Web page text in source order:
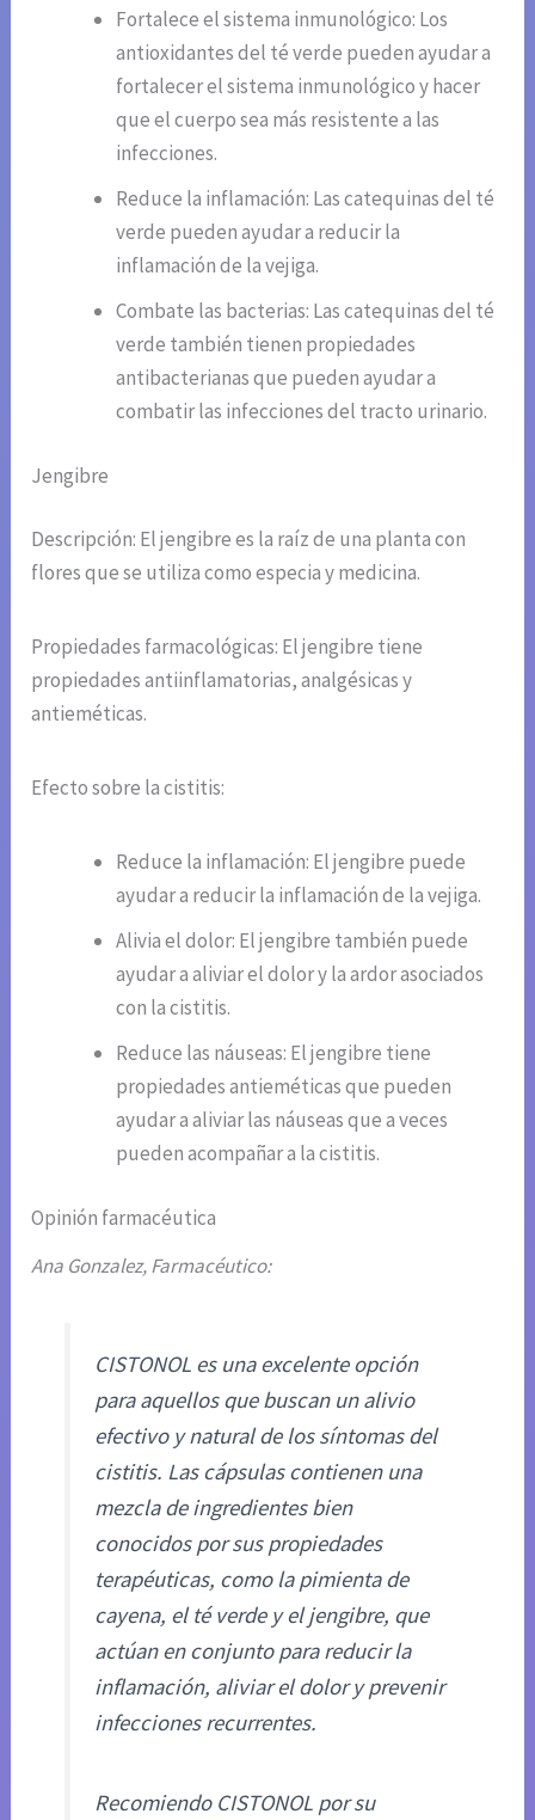
Fortalece el sistema inmunológico: Los
antioxidantes del té verde pueden ayudar a
fortalecer el sistema inmunológico y hacer
que el cuerpo sea más resistente a las
infecciones.
Reduce la inflamación: Las catequinas del té
verde pueden ayudar a reducir la
inflamación de la vejiga.
Combate las bacterias: Las catequinas del té
verde también tienen propiedades
antibacterianas que pueden ayudar a
combatir las infecciones del tracto urinario.
Jengibre
Descripción: El jengibre es la raíz de una planta con
flores que se utiliza como especia y medicina.
Propiedades farmacológicas: El jengibre tiene
propiedades antiinflamatorias, analgésicas y
antieméticas.
Efecto sobre la cistitis:
Reduce la inflamación: El jengibre puede
ayudar a reducir la inflamación de la vejiga.
Alivia el dolor: El jengibre también puede
ayudar a aliviar el dolor y la ardor asociados
con la cistitis.
Reduce las náuseas: El jengibre tiene
propiedades antieméticas que pueden
ayudar a aliviar las náuseas que a veces
pueden acompañar a la cistitis.
Opinión farmacéutica
Ana Gonzalez, Farmacéutico:
CISTONOL es una excelente opción
para aquellos que buscan un alivio
efectivo y natural de los síntomas del
cistitis. Las cápsulas contienen una
mezcla de ingredientes bien
conocidos por sus propiedades
terapéuticas, como la pimienta de
cayena, el té verde y el jengibre, que
actúan en conjunto para reducir la
inflamación, aliviar el dolor y prevenir
infecciones recurrentes.
Recomiendo CISTONOL por su